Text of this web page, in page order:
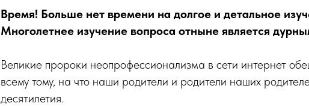
Время! Больше нет времени на долгое и детальное
Многолетнее изучение вопроса отныне является
Великие пророки неопрофессионализма в сети интернет
всему тому, на что наши родители и родители наших
десятилетия.